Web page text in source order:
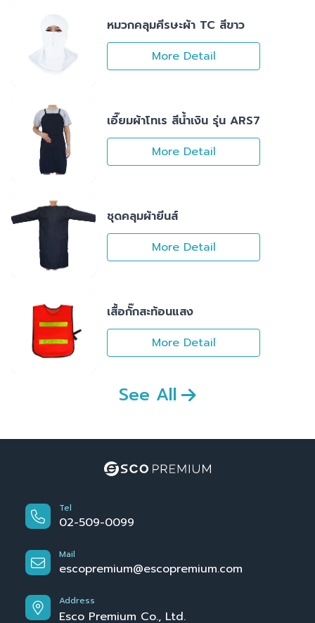
See All
หมวกคลุมศีรษะผ้า TC สีขาว
More Detail
เอี๊ยมผ้าโทเร สีน้ำเงิน รุ่น ARS7
More Detail
ชุดคลุมผ้ายีนส์
More Detail
เสื้อกั๊กสะท้อนแสง
More Detail
Tel
02-509-0099
Mail
escopremium@escopremium.com
Address
Esco Premium Co., Ltd.